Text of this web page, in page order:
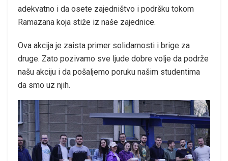
adekvatno i da osete zajedništvo i podršku tokom
Ramazana koja stiže iz naše zajednice.
Ova akcija je zaista primer solidarnosti i brige za
druge. Zato pozivamo sve ljude dobre volje da podrže
našu akciju i da pošaljemo poruku našim studentima
da smo uz njih.